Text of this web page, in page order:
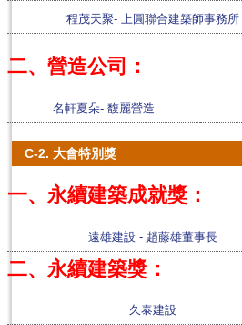
程茂天聚- 上圓聯合建築師事務所
二、營造公司：
名軒夏朵- 馥麗營造
C-2. 大會特別獎
一、永續建築成就獎：
遠雄建設 - 趙藤雄董事長
二、永續建築獎：
久泰建設